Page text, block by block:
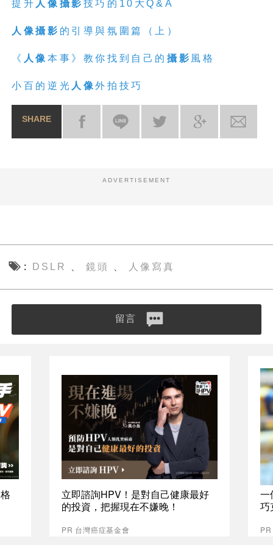
提升 人像攝影 技巧的10大Q&A
人像攝影 的引導與氛圍篇（上）
《 人像 本事》教你找到自己的 攝影 風格
小百的逆光 人像外拍技巧
SHARE
ADVERTISEMENT
DSLR 、 鏡頭 、 人像寫真
留言
立即諮詢HPV！是對自己健康最好
的投資，把握現在不嫌晚！
PR 台灣癌症基金會
一
巧